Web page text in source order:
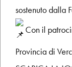
sostenuto dalla
Con il
Provincia di